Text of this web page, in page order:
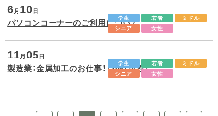
6月 10日
パソコンコーナーのご利用について
学生 若者
ミドル
シニア
女性
11月 05日
製造業：金属加工のお仕事！（20代男性）
学生 若者
ミドル
シニア
女性